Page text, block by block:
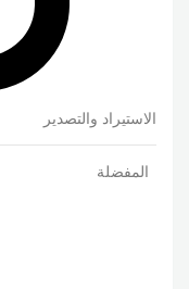
الاستيراد والتصدير
المفضلة